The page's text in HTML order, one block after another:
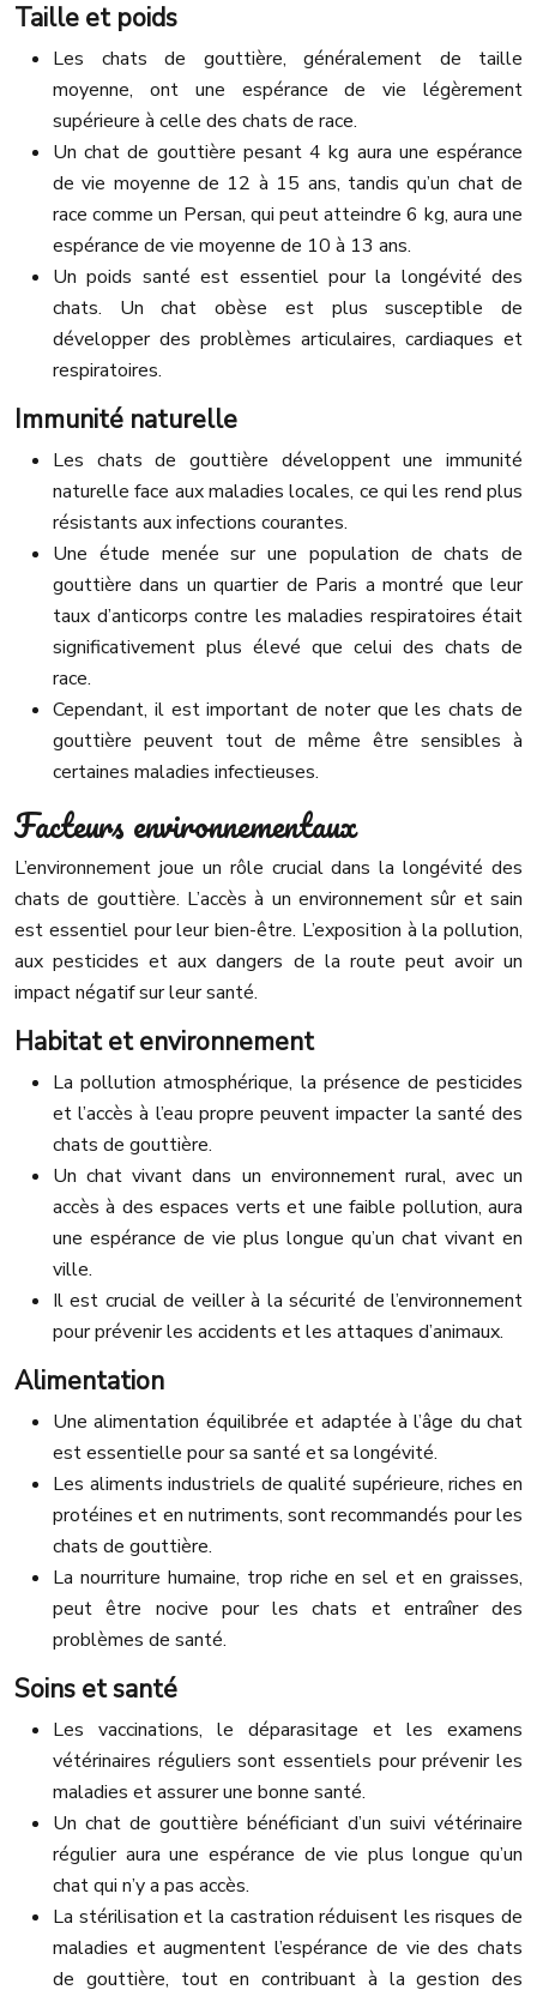
Taille et poids
Les chats de gouttière, généralement de taille
moyenne, ont une espérance de vie légèrement
supérieure à celle des chats de race.
Un chat de gouttière pesant 4 kg aura une espérance
de vie moyenne de 12 à 15 ans, tandis qu’un chat de
race comme un Persan, qui peut atteindre 6 kg, aura une
espérance de vie moyenne de 10 à 13 ans.
Un poids santé est essentiel pour la longévité des
chats. Un chat obèse est plus susceptible de
développer des problèmes articulaires, cardiaques et
respiratoires.
Immunité naturelle
Les chats de gouttière développent une immunité
naturelle face aux maladies locales, ce qui les rend plus
résistants aux infections courantes.
Une étude menée sur une population de chats de
gouttière dans un quartier de Paris a montré que leur
taux d’anticorps contre les maladies respiratoires était
significativement plus élevé que celui des chats de
race.
Cependant, il est important de noter que les chats de
gouttière peuvent tout de même être sensibles à
certaines maladies infectieuses.
Facteurs environnementaux
L’environnement joue un rôle crucial dans la longévité des
chats de gouttière. L’accès à un environnement sûr et sain
est essentiel pour leur bien-être. L’exposition à la pollution,
aux pesticides et aux dangers de la route peut avoir un
impact négatif sur leur santé.
Habitat et environnement
La pollution atmosphérique, la présence de pesticides
et l’accès à l’eau propre peuvent impacter la santé des
chats de gouttière.
Un chat vivant dans un environnement rural, avec un
accès à des espaces verts et une faible pollution, aura
une espérance de vie plus longue qu’un chat vivant en
ville.
Il est crucial de veiller à la sécurité de l’environnement
pour prévenir les accidents et les attaques d’animaux.
Alimentation
Une alimentation équilibrée et adaptée à l’âge du chat
est essentielle pour sa santé et sa longévité.
Les aliments industriels de qualité supérieure, riches en
protéines et en nutriments, sont recommandés pour les
chats de gouttière.
La nourriture humaine, trop riche en sel et en graisses,
peut être nocive pour les chats et entraîner des
problèmes de santé.
Soins et santé
Les vaccinations, le déparasitage et les examens
vétérinaires réguliers sont essentiels pour prévenir les
maladies et assurer une bonne santé.
Un chat de gouttière bénéficiant d’un suivi vétérinaire
régulier aura une espérance de vie plus longue qu’un
chat qui n’y a pas accès.
La stérilisation et la castration réduisent les risques de
maladies et augmentent l’espérance de vie des chats
de gouttière, tout en contribuant à la gestion des